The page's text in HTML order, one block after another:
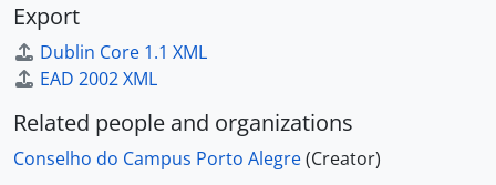
Export
Dublin Core 1.1 XML
EAD 2002 XML
Related people and organizations
Conselho do Campus Porto Alegre(Creator)